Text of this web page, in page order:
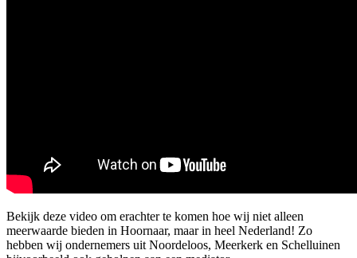
Bekijk deze video om erachter te komen hoe wij niet alleen
meerwaarde bieden in Hoornaar, maar in heel Nederland! Zo
hebben wij ondernemers uit Noordeloos, Meerkerk en Schelluinen